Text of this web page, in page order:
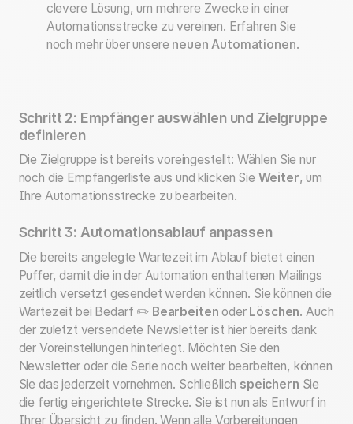
clevere Lösung, um mehrere Zwecke in einer
Automationsstrecke zu vereinen. Erfahren Sie
noch mehr über unsere neuen Automationen.
Schritt 2: Empfänger auswählen und Zielgruppe
definieren
Die Zielgruppe ist bereits voreingestellt: Wählen Sie nur
noch die Empfängerliste aus und klicken Sie Weiter, um
Ihre Automationsstrecke zu bearbeiten.
Schritt 3: Automationsablauf anpassen
Die bereits angelegte Wartezeit im Ablauf bietet einen
Puffer, damit die in der Automation enthaltenen Mailings
zeitlich versetzt gesendet werden können. Sie können die
Wartezeit bei Bedarf ✏️ Bearbeiten oder Löschen. Auch
der zuletzt versendete Newsletter ist hier bereits dank
der Voreinstellungen hinterlegt. Möchten Sie den
Newsletter oder die Serie noch weiter bearbeiten, können
Sie das jederzeit vornehmen. Schließlich speichern Sie
die fertig eingerichtete Strecke. Sie ist nun als Entwurf in
Ihrer Übersicht zu finden. Wenn alle Vorbereitungen